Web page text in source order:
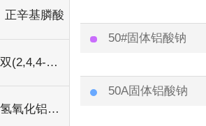
正辛基膦酸
双(2,4,4-三甲基戊基)膦酸
氢氧化铝系列
50#固体铝酸钠
50A固体铝酸钠